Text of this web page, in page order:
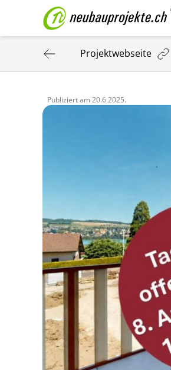
Projektwebseite
Publiziert am 20.6.2025.